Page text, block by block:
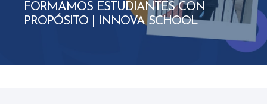
FORMAMOS ESTUDIANTES CON
PROPÓSITO | INNOVA SCHOOL